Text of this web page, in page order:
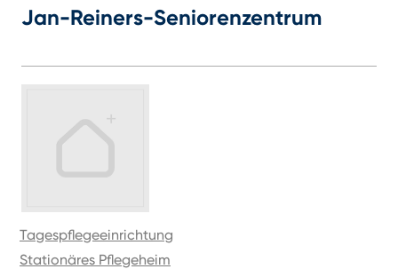
Jan-Reiners-Seniorenzentrum
Tagespflegeeinrichtung
Stationäres Pflegeheim